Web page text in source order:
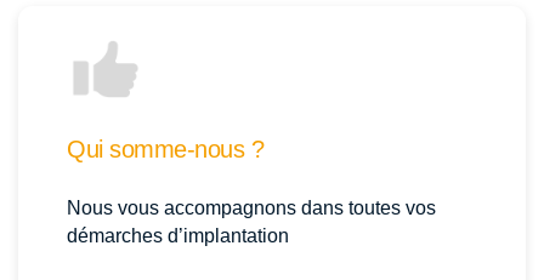
Qui somme-nous ?
Nous vous accompagnons dans toutes vos
démarches d’implantation